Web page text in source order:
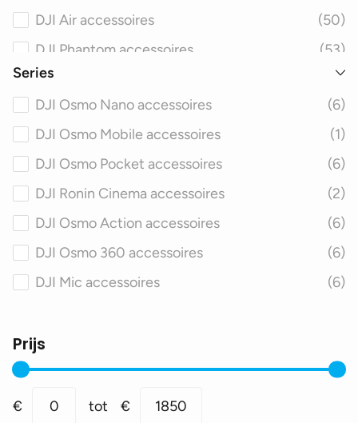
DJI Air accessoires
(50)
DJI Phantom accessoires
(53)
DJI Avata accessoires
(46)
DJI FPV accessoires
(52)
DJI Matrice accessoires
(50)
DJI Spark accessoires
(45)
DJI Inspire accessoires
(63)
DJI Agras accessoires
(42)
DJI Smart Controller accessoires
(18)
Series
DJI Osmo Nano accessoires
(6)
DJI Osmo Mobile accessoires
(1)
DJI Osmo Pocket accessoires
(6)
DJI Ronin Cinema accessoires
(2)
DJI Osmo Action accessoires
(6)
DJI Osmo 360 accessoires
(6)
DJI Mic accessoires
(6)
Prijs
prijs
prijs
€ 0 tot € 1850